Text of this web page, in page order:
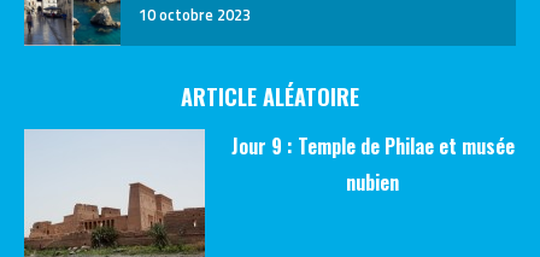
10 octobre 2023
ARTICLE ALÉATOIRE
Jour 9 : Temple de Philae et musée
nubien